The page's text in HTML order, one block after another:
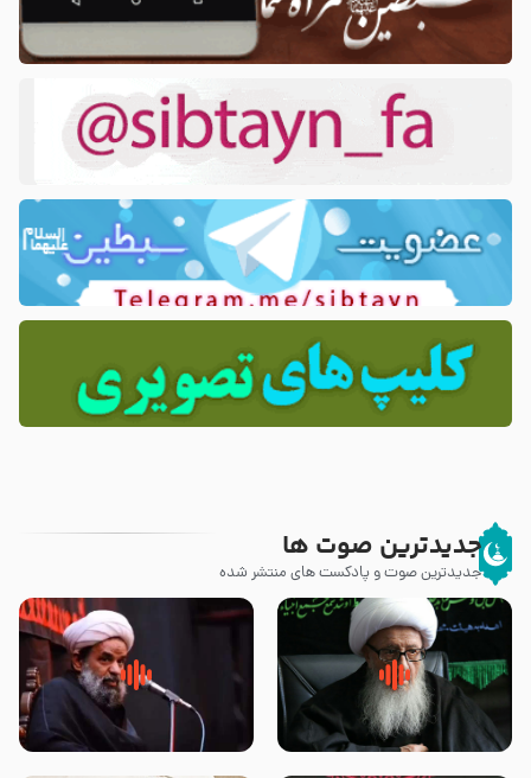
جدیدترین صوت ها
جدیدترین صوت و پادکست های منتشر شده
زوّار اربعین امام حسین (علیه
السلام) با این اشتیاق به زیارت
روضه جانسوز پاره های جگر امام
حسن مجتبی علیه السلام-حجت